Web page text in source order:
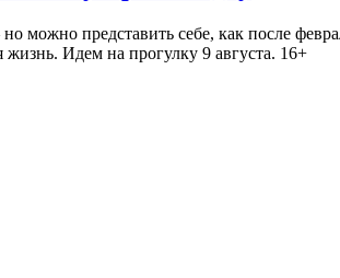
представить себе, как после
Идем на прогулку 9 августа. 16+